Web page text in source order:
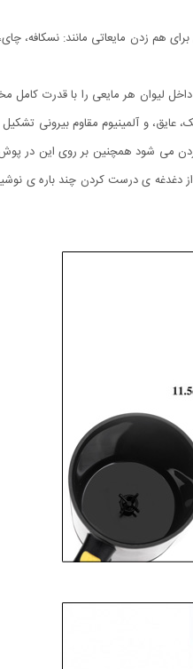
هم زدن مایعاتی مانند: نسکافه،
لیوان هر مایعی را با قدرت
و آلمینیوم مقاوم بیرونی
شود همچنین بر روی این در پوش
دغدغه ی درست کردن چند باره ی